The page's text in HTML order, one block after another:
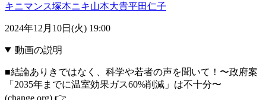
キニマンス塚本ニキ山本大貴平田仁子
2024年12月10日(火) 19:00
動画の説明
■結論ありきではなく、科学や若者の声を聞いて！〜政府案
「2035年までに温室効果ガス60%削減」は不十分〜
(change.org) 👉️